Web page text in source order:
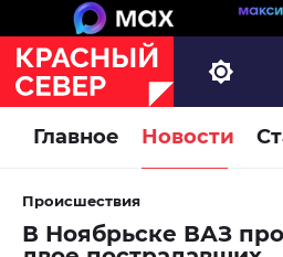
Главное Новости
Происшествия
В Ноябрьске ВАЗ